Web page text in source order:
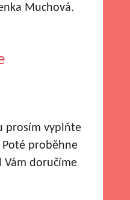
Muchová.
prosím vyplňte
Poté proběhne
Vám doručíme